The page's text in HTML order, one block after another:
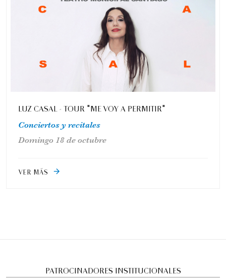
LUZ CASAL - TOUR "ME VOY A PERMITIR"
Conciertos y recitales
Domingo 18 de octubre
VER MÁS arrow_forward
PATROCINADORES INSTITUCIONALES